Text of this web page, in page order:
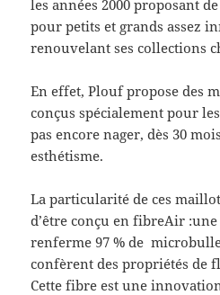
les années 2000 proposant
pour petits et grands assez
renouvelant ses collections
En effet, Plouf propose des
conçus spécialement pour
pas encore nager, dès 30
esthétisme.
La particularité de ces
d’être conçu en fibreAir
renferme 97 % de
confèrent des propriétés de
Cette fibre est une